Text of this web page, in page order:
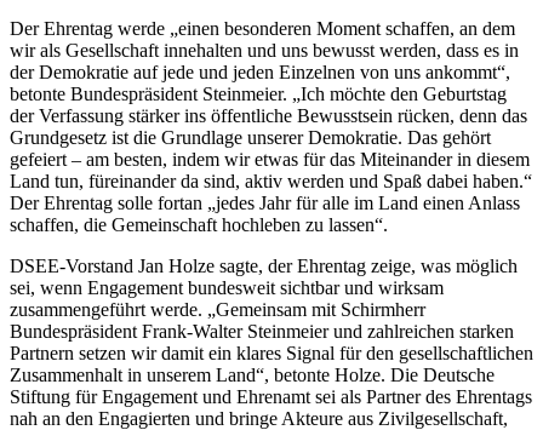
Der Ehrentag werde „einen besonderen Moment schaffen, an dem
wir als Gesellschaft innehalten und uns bewusst werden, dass es in
der Demokratie auf jede und jeden Einzelnen von uns ankommt“,
betonte Bundespräsident Steinmeier. „Ich möchte den Geburtstag
der Verfassung stärker ins öffentliche Bewusstsein rücken, denn das
Grundgesetz ist die Grundlage unserer Demokratie. Das gehört
gefeiert – am besten, indem wir etwas für das Miteinander in diesem
Land tun, füreinander da sind, aktiv werden und Spaß dabei haben.“
Der Ehrentag solle fortan „jedes Jahr für alle im Land einen Anlass
schaffen, die Gemeinschaft hochleben zu lassen“.
DSEE-Vorstand Jan Holze sagte, der Ehrentag zeige, was möglich
sei, wenn Engagement bundesweit sichtbar und wirksam
zusammengeführt werde. „Gemeinsam mit Schirmherr
Bundespräsident Frank-Walter Steinmeier und zahlreichen starken
Partnern setzen wir damit ein klares Signal für den gesellschaftlichen
Zusammenhalt in unserem Land“, betonte Holze. Die Deutsche
Stiftung für Engagement und Ehrenamt sei als Partner des Ehrentags
nah an den Engagierten und bringe Akteure aus Zivilgesellschaft,